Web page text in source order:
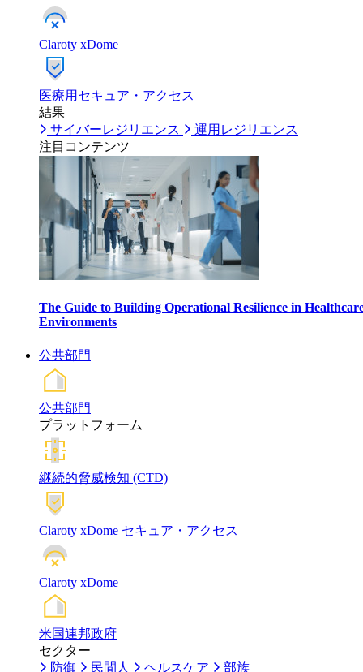
Claroty xDome
医療用セキュア・アクセス
結果
サイバーレジリエンス
運用レジリエンス
注目コンテンツ
The Guide to Building Operational Resilience in
Environments
公共部門
公共部門
プラットフォーム
継続的脅威検知 (CTD)
Claroty xDome セキュア・アクセス
Claroty xDome
米国連邦政府
セクター
防御
民間人 ヘルスケア 部族